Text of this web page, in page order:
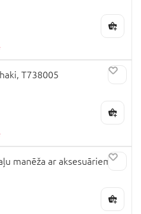
T738005
manēža ar aksesuāriem